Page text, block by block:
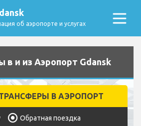
об аэропорте и услугах
в и из Аэропорт Gdansk
В АЭРОПОРТ
Обратная поездка